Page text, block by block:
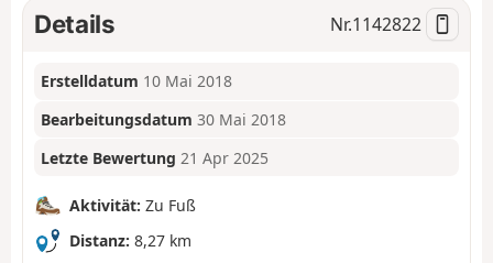
Details Nr.1142822
Erstelldatum 10 Mai 2018
Bearbeitungsdatum 30 Mai 2018
Letzte Bewertung 21 Apr 2025
Aktivität: Zu Fuß
Distanz: 8,27 km